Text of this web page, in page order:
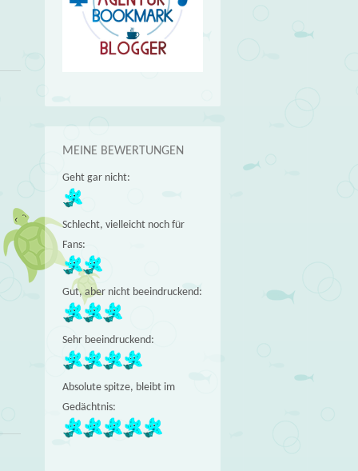
MEINE BEWERTUNGEN
Geht gar nicht:
Schlecht, vielleicht noch für
Fans:
Gut, aber nicht beeindruckend:
Sehr beeindruckend:
Absolute spitze, bleibt im
Gedächtnis: